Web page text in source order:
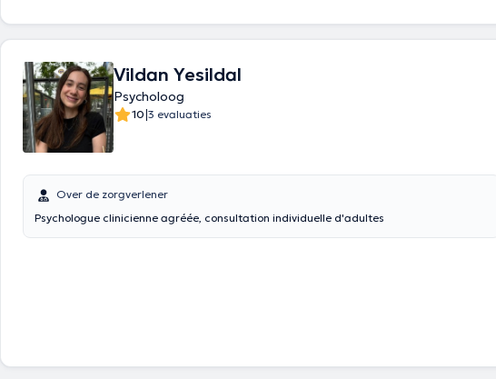
Vildan Yesildal
Psycholoog
10|3 evaluaties
Over de zorgverlener
Psychologue clinicienne agréée, consultation individuelle d'adultes